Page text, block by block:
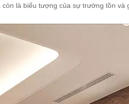
là biểu tượng của sự trường tồn